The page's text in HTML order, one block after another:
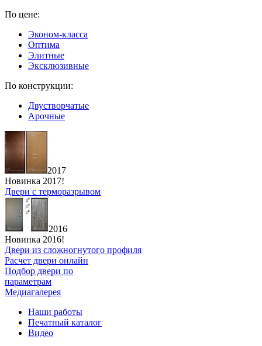
По цене:
Эконом-класса
Оптима
Элитные
Эксклюзивные
По конструкции:
Двустворчатые
Арочные
2017
Новинка 2017!
Двери с терморазрывом
2016
Новинка 2016!
Двери из сложногнутого профиля
Расчет двери онлайн
Подбор двери по
параметрам
Медиагалерея
Наши работы
Печатный каталог
Видео